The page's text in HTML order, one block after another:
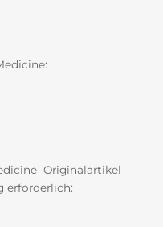
Originalartikel
erforderlich: